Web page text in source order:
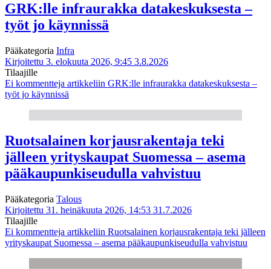
GRK:lle infraurakka datakeskuksesta –
työt jo käynnissä
Pääkategoria Infra
Kirjoitettu 3. elokuuta 2026, 9:45 3.8.2026
Tilaajille
Ei kommentteja artikkeliin GRK:lle infraurakka datakeskuksesta –
työt jo käynnissä
Ruotsalainen korjausrakentaja teki
jälleen yrityskaupat Suomessa – asema
pääkaupunkiseudulla vahvistuu
Pääkategoria Talous
Kirjoitettu 31. heinäkuuta 2026, 14:53 31.7.2026
Tilaajille
Ei kommentteja artikkeliin Ruotsalainen korjausrakentaja teki jälleen
yrityskaupat Suomessa – asema pääkaupunkiseudulla vahvistuu